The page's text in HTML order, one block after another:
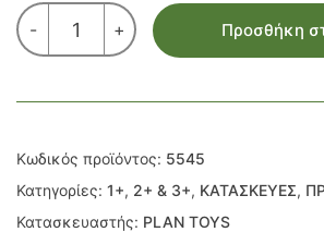
-
ΟΙΚΟΔΟΜΙΚΟ
ΥΛΙΚΟ
ΛΙΜΑΝΙ
+ Προσθήκη
Κωδικός προϊόντος: 5545
Κατηγορίες: 1+, 2+ & 3+, ΚΑΤΑΣΚΕΥΕΣ,
Κατασκευαστής: PLAN TOYS